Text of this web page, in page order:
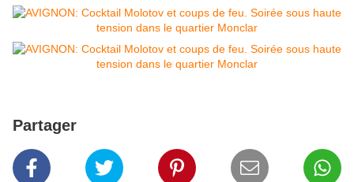
Partager